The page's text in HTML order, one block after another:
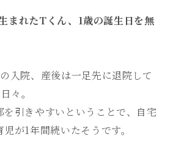
まれたTくん、1歳の誕生日を無
入院、産後は一足先に退院して
々。
引きやすいということで、自宅
が1年間続いたそうです。